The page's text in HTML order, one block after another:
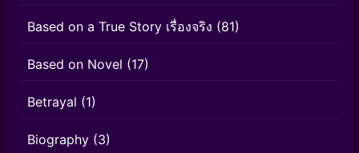
Based on a True Story เรื่องจริง (81)
Based on Novel (17)
Betrayal (1)
Biography (3)